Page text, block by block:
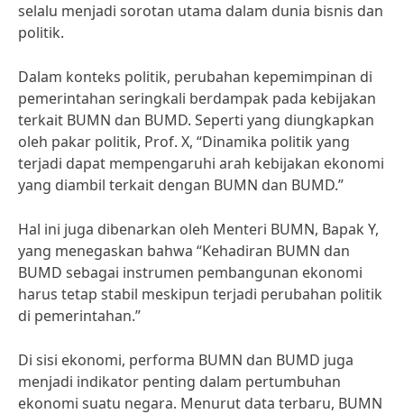
selalu menjadi sorotan utama dalam dunia bisnis dan
politik.
Dalam konteks politik, perubahan kepemimpinan di
pemerintahan seringkali berdampak pada kebijakan
terkait BUMN dan BUMD. Seperti yang diungkapkan
oleh pakar politik, Prof. X, “Dinamika politik yang
terjadi dapat mempengaruhi arah kebijakan ekonomi
yang diambil terkait dengan BUMN dan BUMD.”
Hal ini juga dibenarkan oleh Menteri BUMN, Bapak Y,
yang menegaskan bahwa “Kehadiran BUMN dan
BUMD sebagai instrumen pembangunan ekonomi
harus tetap stabil meskipun terjadi perubahan politik
di pemerintahan.”
Di sisi ekonomi, performa BUMN dan BUMD juga
menjadi indikator penting dalam pertumbuhan
ekonomi suatu negara. Menurut data terbaru, BUMN